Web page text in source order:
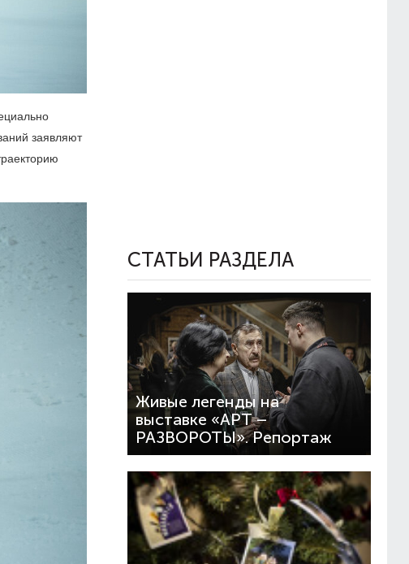
заявляют
СТАТЬИ РАЗДЕЛА
Живые легенды на
выставке «АРТ –
РАЗВОРОТЫ». Репортаж